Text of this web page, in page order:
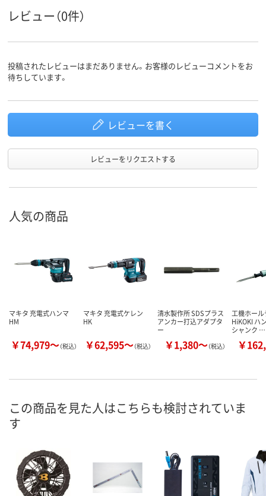
レビュー（0件）
投稿されたレビューはまだありません。お客様のレビューコメントをお
待ちしています。
レビューを書く
レビューをリクエストする
人気の商品
マキタ 充電式ハンマ
HM
￥74,979～（税込）
マキタ 充電式ケレン
HK
￥62,595～（税込）
清水製作所 SDSプラス
アンカー打込アダプタ
ー
￥1,380～（税込）
工機ホー
HiKOKI ハ
シャンク …
￥
この商品を見た人はこちらも検討されていま
す